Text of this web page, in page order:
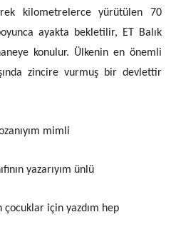
kilometrelerce yürütülen 70
ayakta bekletilir, ET Balık
konulur. Ülkenin en önemli
zincire vurmuş bir devlettir
ozanıyım mimli
yazarıyım ünlü
çocuklar için yazdım hep